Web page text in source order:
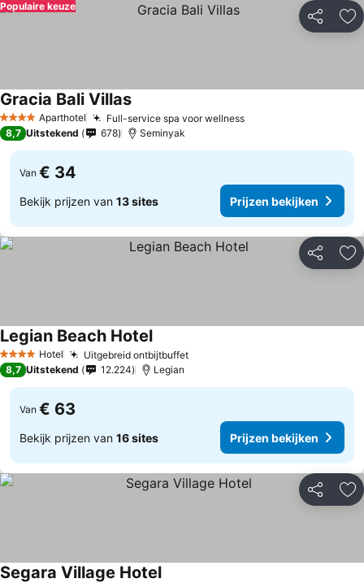
Delen
Populaire keuze
4 SterrenAparthotel Full-service spa voor wellness
Gracia Bali Villas
8,7 Uitstekend 678 Seminyak
Van € 34
Bekijk prijzen van 13 sites Prijzen bekijken
Delen
4 SterrenHotel Uitgebreid ontbijtbuffet
Legian Beach Hotel
8,7 Uitstekend 12.224 Legian
Van € 63
Bekijk prijzen van 16 sites Prijzen bekijken
Delen
Segara Village Hotel